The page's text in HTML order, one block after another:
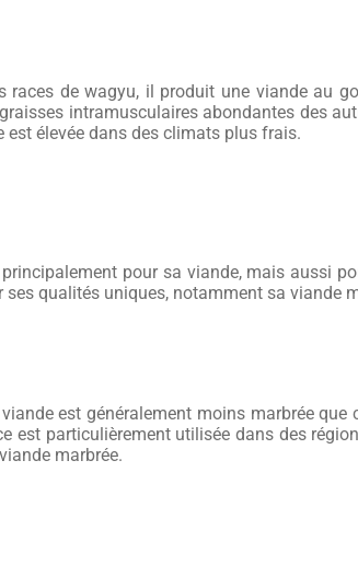
de wagyu, il produit une viande au
intramusculaires abondantes des
est élevée dans des climats plus frais.
pour sa viande, mais aussi
qualités uniques, notamment sa viande
est généralement moins marbrée que
est particulièrement utilisée dans des
marbrée.